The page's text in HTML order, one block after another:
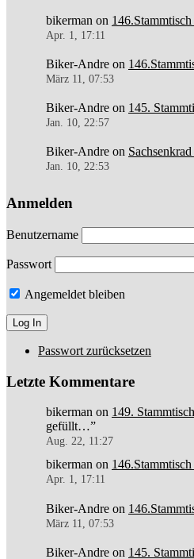
bikerman on
Apr. 1, 17:11
Biker-Andre on
März 11, 07:53
Biker-Andre on 145.
Jan. 10, 22:57
Biker-Andre on
Jan. 10, 22:53
Anmelden
Benutzername
Passwort
Angemeldet bleiben
Passwort zurücksetzen
Letzte Kommentare
bikerman on 149.
gefüllt…”
Aug. 22, 11:27
bikerman on
Apr. 1, 17:11
Biker-Andre on
März 11, 07:53
Biker-Andre on 145.